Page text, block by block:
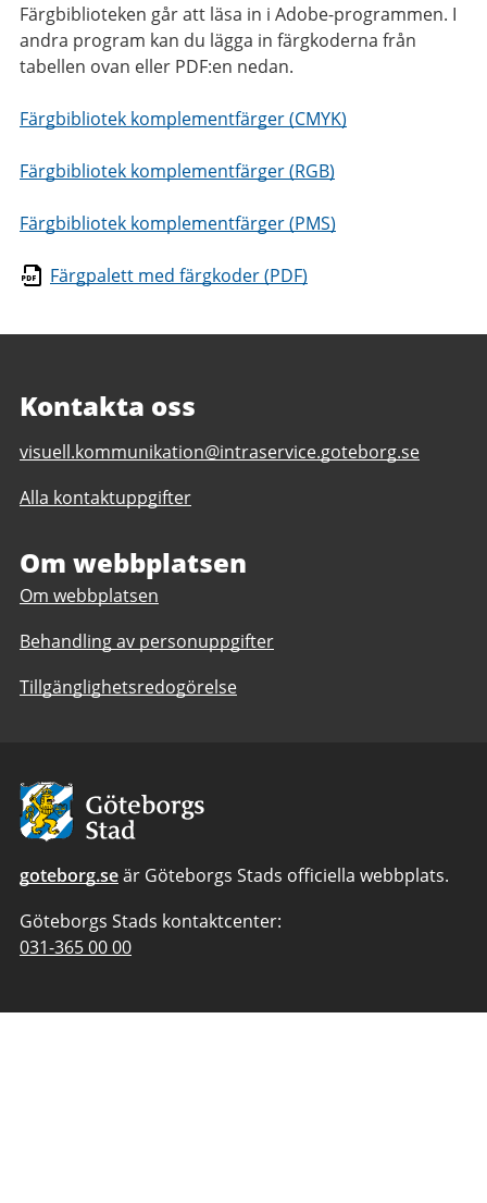
Färgbiblioteken går att läsa in i Adobe-programmen. I
andra program kan du lägga in färgkoderna från
tabellen ovan eller PDF:en nedan.
Färgbibliotek komplementfärger (CMYK)
Färgbibliotek komplementfärger (RGB)
Färgbibliotek komplementfärger (PMS)
Färgpalett med färgkoder (PDF)
Kontakta oss
E-
till
kommunikation
visuell.kommunikation@intraservice.goteborg.se
Alla kontaktuppgifter
Om webbplatsen
Om webbplatsen
Behandling av personuppgifter
Tillgänglighetsredogörelse
Avsändare:
Göteborgs
Stad
goteborg.seär Göteborgs Stads officiella webbplats.
Göteborgs Stads kontaktcenter:
Telefonnummer
031-365 00 00